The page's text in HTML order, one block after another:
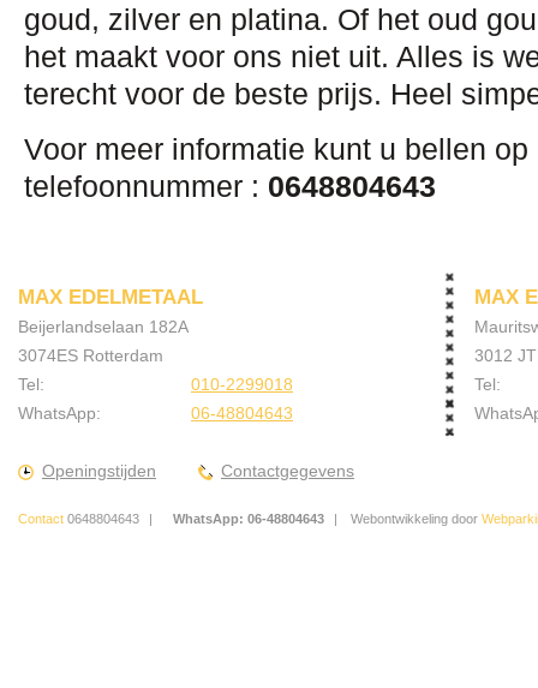
goud, zilver en platina. Of het oud
het maakt voor ons niet uit. Alles is
terecht voor de beste prijs. Heel
Voor meer informatie kunt u bellen
telefoonnummer : 0648804643
MAX EDELMETAAL
Beijerlandselaan 182A
3074ES Rotterdam
Tel:
010-2299018
WhatsApp:
06-48804643
Openingstijden Contactgegevens
MAX
3012
Tel:
Contact 0648804643 WhatsApp: 06-48804643 Webontwikkeling door